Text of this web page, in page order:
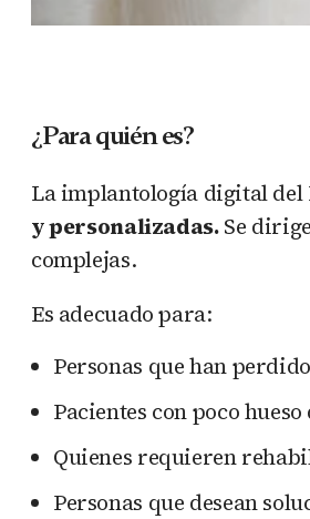
¿Para quién es?
La implantología digital del
y personalizadas.Se
complejas.
Es adecuado para:
Personas que han
Pacientes con poco
Quienes requieren
Personas que desean